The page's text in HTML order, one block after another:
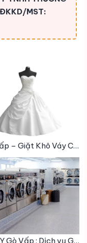
ĐKKD/MST:
Giặt Hấp – Giặt Khô Váy Cưới
✅ CAPY Gò Vấp : Dịch vụ Giặt sấy – Giặt hấp – Giặt khô – Giặt Công Nghiệp – Vệ Sinh giày